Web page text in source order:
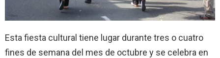
Esta fiesta cultural tiene lugar durante tres o cuatro
fines de semana del mes de octubre y se celebra en